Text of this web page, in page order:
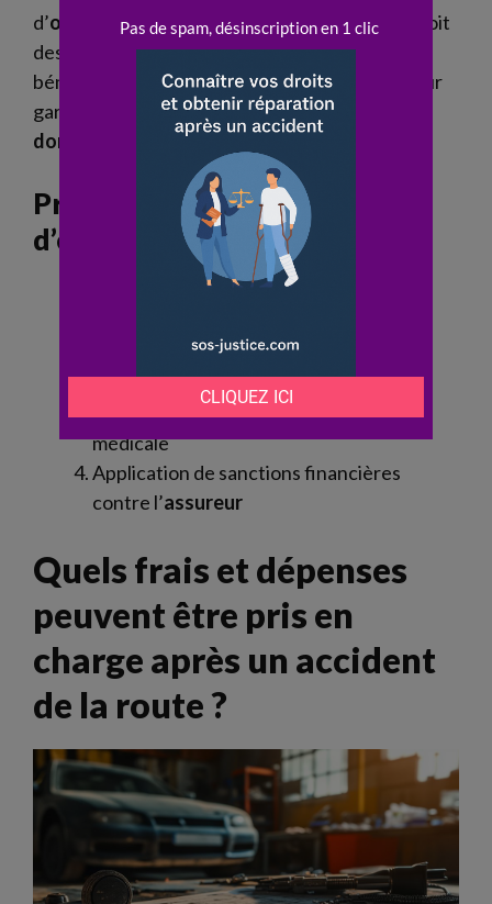
d’offre
manifestement insuffisante, la loi prévoit
des sanctions contre l’assureur. Lavictime
bénéficie alors d’une protection renforcée pour
garantir la
réparationintégrale de ses
dommages
Principaux recours en cas
d’offre insuffisante
offreindemnisation
Saisine de la justice pour obtenir une
indemnitécomplémentaire
Demande d’une nouvelleexpertise
médicale
Application de sanctions financières
contre l’assureur
Quels frais et dépenses
peuvent être pris en
charge après un accident
de la route ?